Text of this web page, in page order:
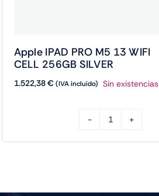
Apple IPAD PRO M5 13 WIFI
CELL 256GB SILVER
1.522,38€ (IVA incluido) Sin existencias
IPAD